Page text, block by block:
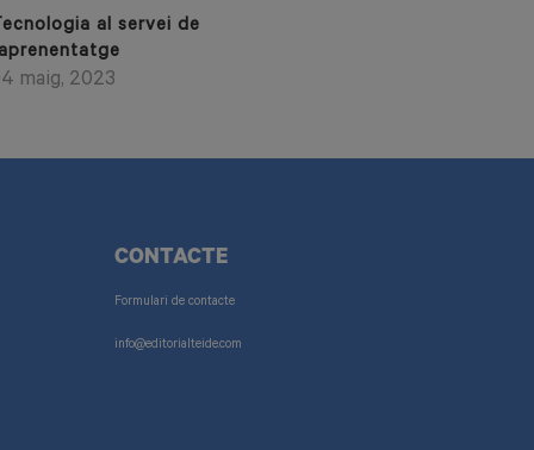
al servei de
maig, 2023
CONTACTE
Formulari de contacte
info@editorialteide.com